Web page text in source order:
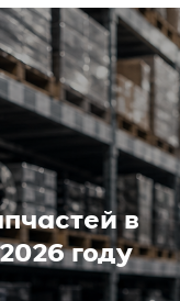
в
году